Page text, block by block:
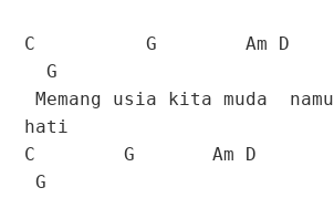
C G Am
G
Memang usia kita muda
hati
C G Am
G